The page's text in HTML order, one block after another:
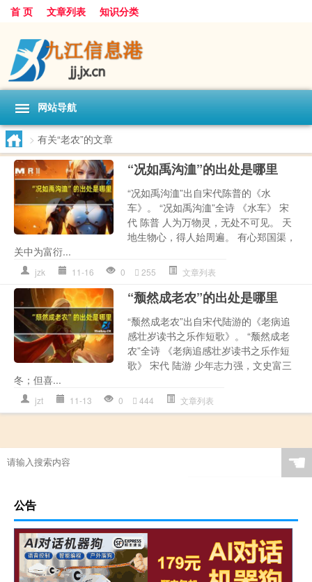
首 页 文章列表 知识分类
网站导航
> 有关“老农”的文章
“况如禹沟洫”的出处是哪里
“况如禹沟洫”出自宋代陈普的《水
车》。 “况如禹沟洫”全诗 《水车》 宋
代 陈普 人为万物灵，无处不可见。 天
地生物心，得人始周遍。 有心郑国渠，
关中为富衍...
jzk 11-16 0 255 文章列表
“颓然成老农”的出处是哪里
“颓然成老农”出自宋代陆游的《老病追
感壮岁读书之乐作短歌》。 “颓然成老
农”全诗 《老病追感壮岁读书之乐作短
歌》 宋代 陆游 少年志力强，文史富三
冬；但喜...
jzt 11-13 0 444 文章列表
☚
公告